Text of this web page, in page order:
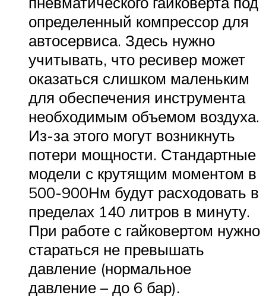
определенный компрессор для
автосервиса. Здесь нужно
учитывать, что ресивер может
оказаться слишком маленьким
для обеспечения инструмента
необходимым объемом воздуха.
Из-за этого могут возникнуть
потери мощности. Стандартные
модели с крутящим моментом в
500-900Нм будут расходовать в
пределах 140 литров в минуту.
При работе с гайковертом нужно
стараться не превышать
давление (нормальное
давление – до 6 бар).